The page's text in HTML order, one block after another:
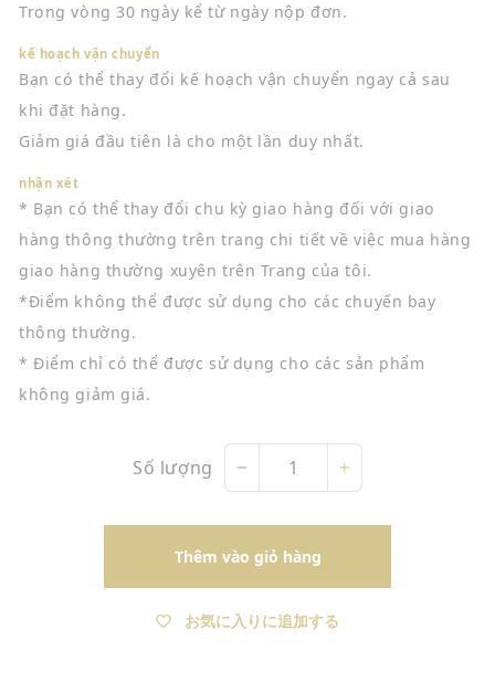
Trong vòng 30 ngày kể từ ngày nộp đơn.
kế hoạch vận chuyển
Bạn có thể thay đổi kế hoạch vận chuyển ngay cả sau
khi đặt hàng.
Giảm giá đầu tiên là cho một lần duy nhất.
nhận xét
* Bạn có thể thay đổi chu kỳ giao hàng đối với giao
hàng thông thường trên trang chi tiết về việc mua hàng
giao hàng thường xuyên trên Trang của tôi.
*Điểm không thể được sử dụng cho các chuyến bay
thông thường.
* Điểm chỉ có thể được sử dụng cho các sản phẩm
không giảm giá.
Số lượng
Thêm vào giỏ hàng
お気に入りに追加する